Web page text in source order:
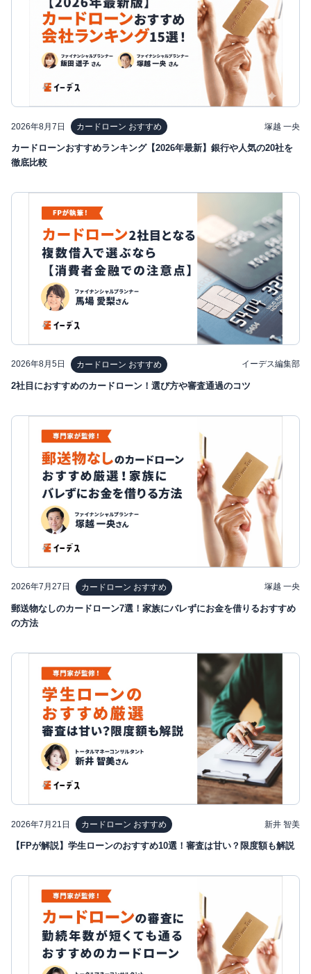
2026年8月7日 カードローン おすすめ 塚越 一央
カードローンおすすめランキング【2026年最新】銀行や人気の20社を
徹底比較
2026年8月5日 カードローン おすすめ イーデス編集部
2社目におすすめのカードローン！選び方や審査通過のコツ
2026年7月27日 カードローン おすすめ 塚越 一央
郵送物なしのカードローン7選！家族にバレずにお金を借りるおすすめ
の方法
2026年7月21日 カードローン おすすめ 新井 智美
【FPが解説】学生ローンのおすすめ10選！審査は甘い？限度額も解説